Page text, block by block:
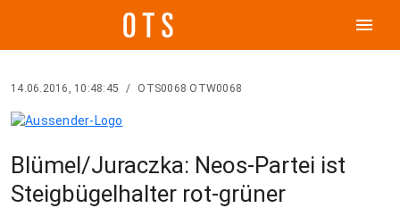
menu
14.06.2016, 10:48:45 / OTS0068 OTW0068
Blümel/Juraczka: Neos-Partei ist
Steigbügelhalter rot-grüner